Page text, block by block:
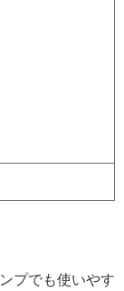
プでも使いやす